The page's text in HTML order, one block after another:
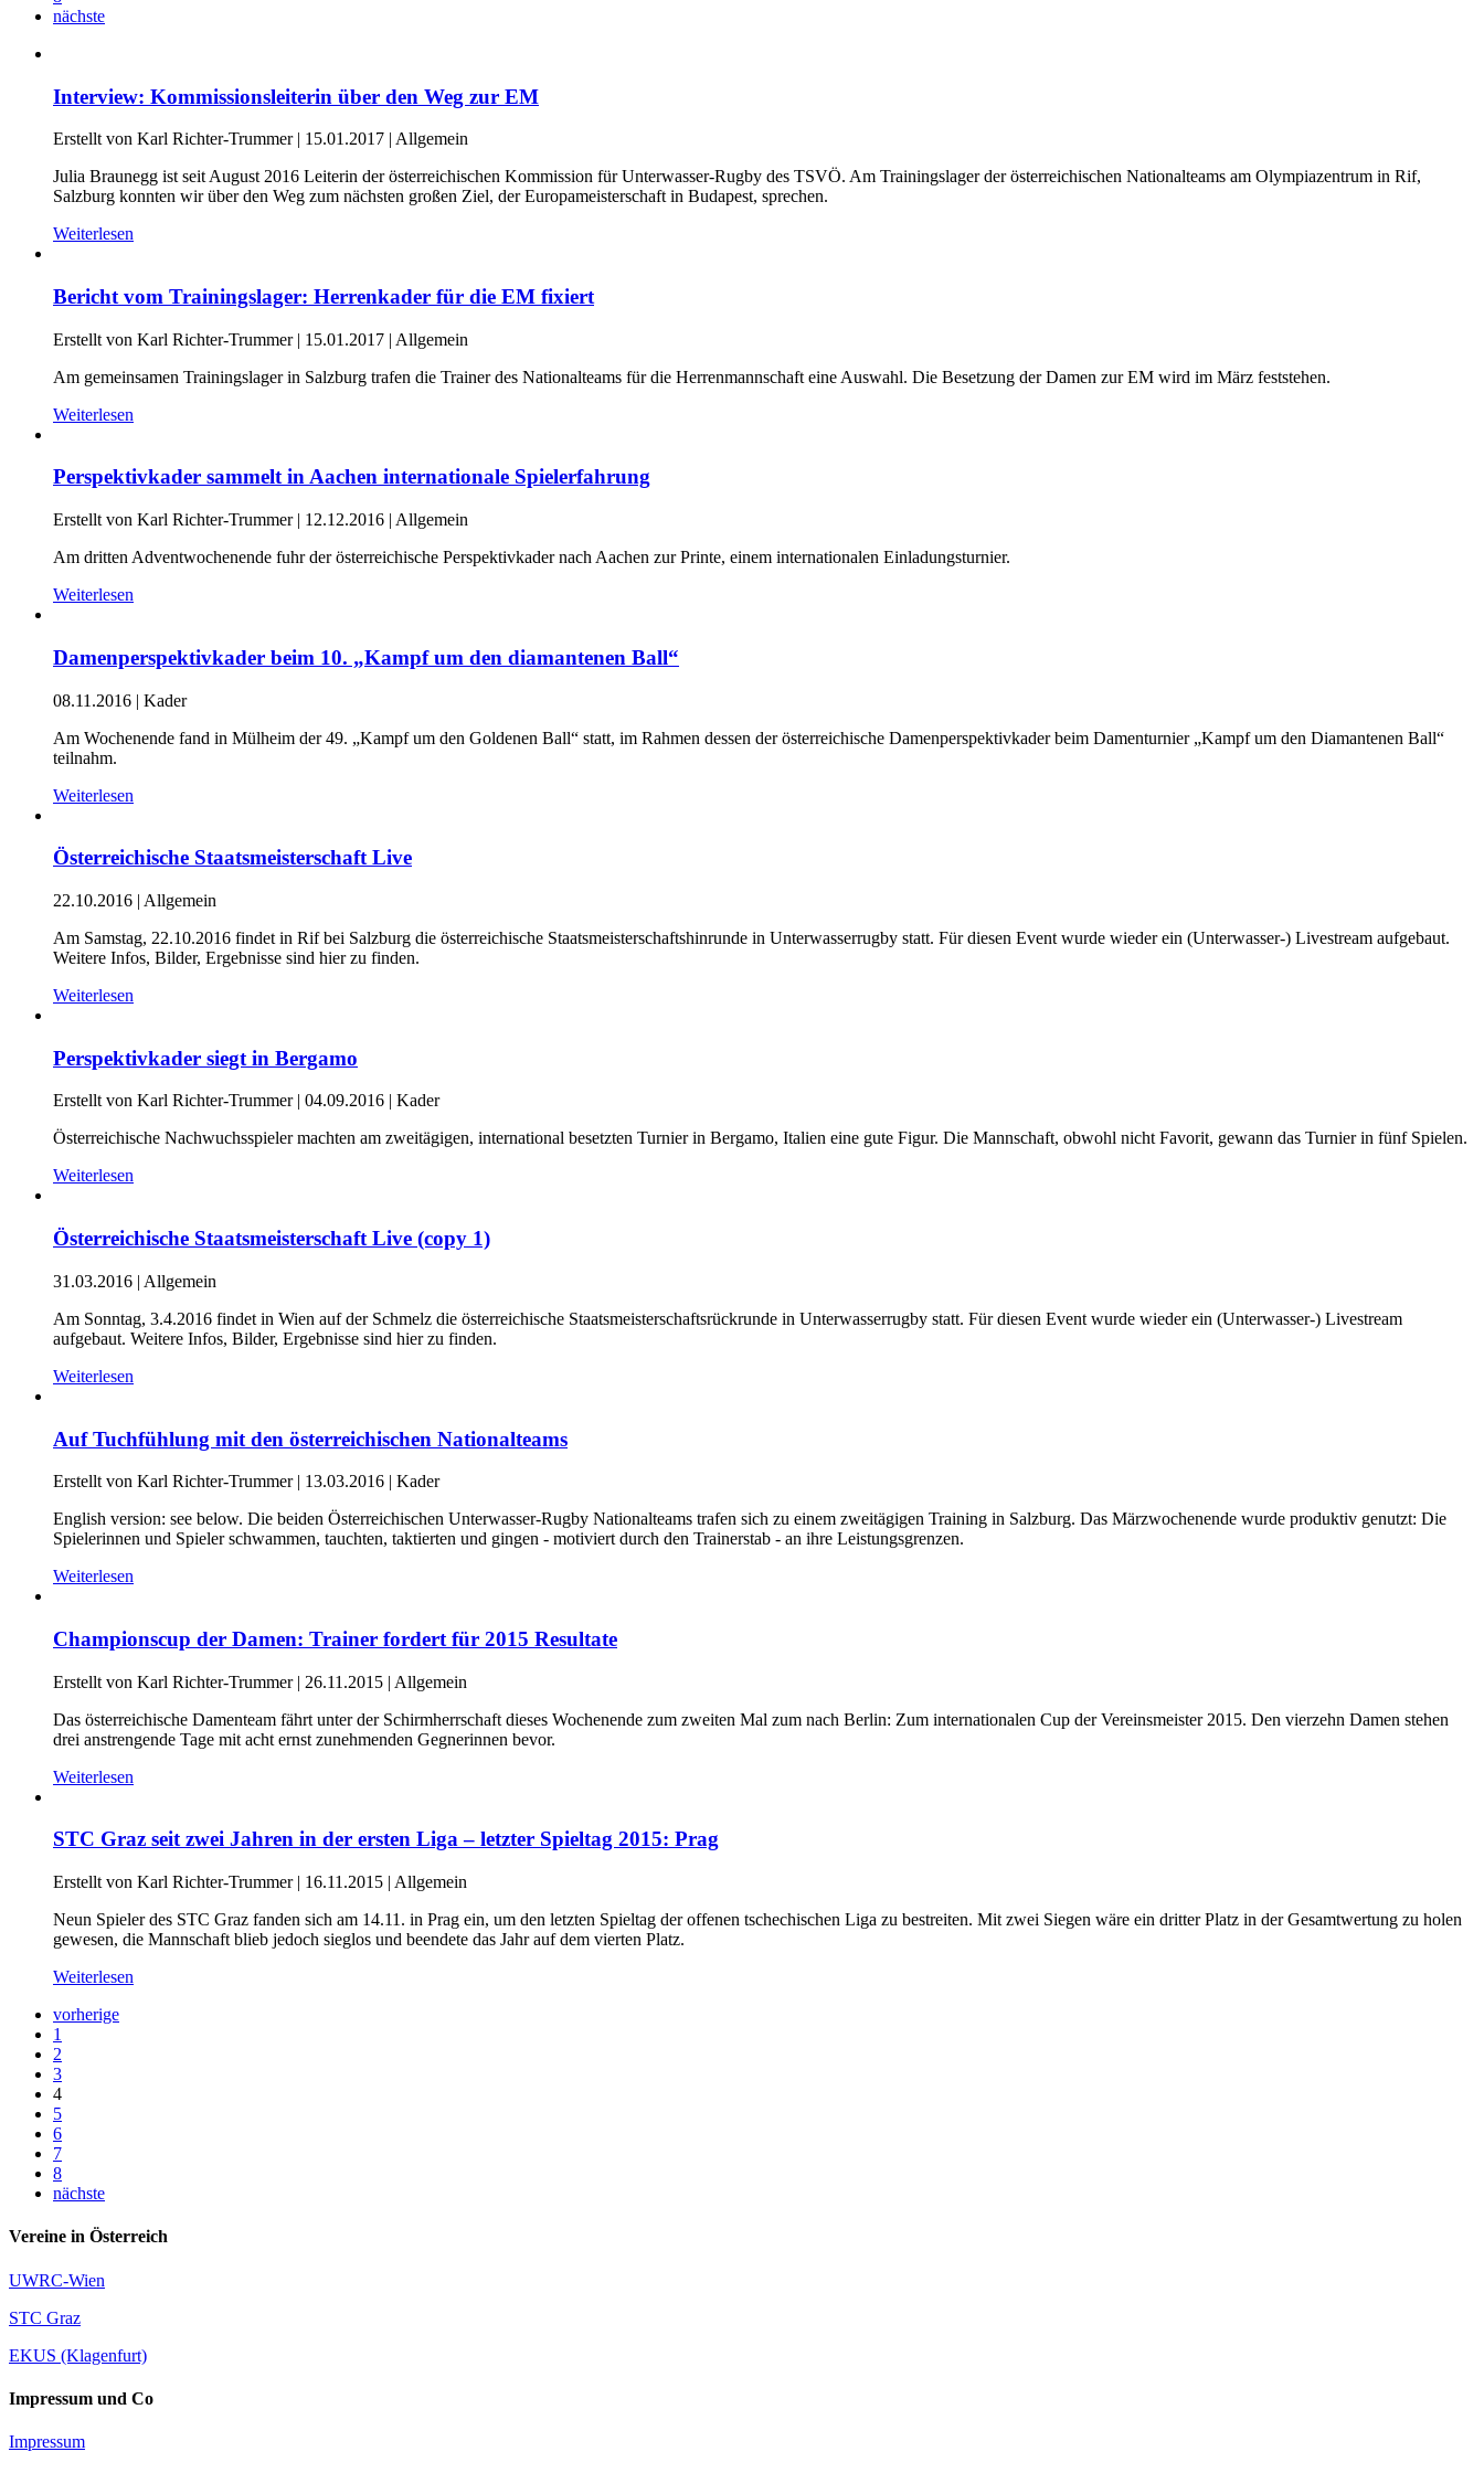
nächste
Interview: Kommissionsleiterin über den Weg zur EM
Erstellt von Karl Richter-Trummer | 15.01.2017 | Allgemein
Julia Braunegg ist seit August 2016 Leiterin der österreichischen Kommission für Unterwasser-Rugby des TSVÖ. Am Trainingslager der österreichischen Nationalteams am Olympiazentrum in Rif,
Salzburg konnten wir über den Weg zum nächsten großen Ziel, der Europameisterschaft in Budapest, sprechen.
Weiterlesen
Bericht vom Trainingslager: Herrenkader für die EM fixiert
Erstellt von Karl Richter-Trummer | 15.01.2017 | Allgemein
Am gemeinsamen Trainingslager in Salzburg trafen die Trainer des Nationalteams für die Herrenmannschaft eine Auswahl. Die Besetzung der Damen zur EM wird im März feststehen.
Weiterlesen
Perspektivkader sammelt in Aachen internationale Spielerfahrung
Erstellt von Karl Richter-Trummer | 12.12.2016 | Allgemein
Am dritten Adventwochenende fuhr der österreichische Perspektivkader nach Aachen zur Printe, einem internationalen Einladungsturnier.
Weiterlesen
Damenperspektivkader beim 10. „Kampf um den diamantenen Ball“
08.11.2016 | Kader
Am Wochenende fand in Mülheim der 49. „Kampf um den Goldenen Ball“ statt, im Rahmen dessen der österreichische Damenperspektivkader beim Damenturnier „Kampf um den Diamantenen Ball“
teilnahm.
Weiterlesen
Österreichische Staatsmeisterschaft Live
22.10.2016 | Allgemein
Am Samstag, 22.10.2016 findet in Rif bei Salzburg die österreichische Staatsmeisterschaftshinrunde in Unterwasserrugby statt. Für diesen Event wurde wieder ein (Unterwasser-) Livestream aufgebaut.
Weitere Infos, Bilder, Ergebnisse sind hier zu finden.
Weiterlesen
Perspektivkader siegt in Bergamo
Erstellt von Karl Richter-Trummer | 04.09.2016 | Kader
Österreichische Nachwuchsspieler machten am zweitägigen, international besetzten Turnier in Bergamo, Italien eine gute Figur. Die Mannschaft, obwohl nicht Favorit, gewann das Turnier in fünf Spielen.
Weiterlesen
Österreichische Staatsmeisterschaft Live (copy 1)
31.03.2016 | Allgemein
Am Sonntag, 3.4.2016 findet in Wien auf der Schmelz die österreichische Staatsmeisterschaftsrückrunde in Unterwasserrugby statt. Für diesen Event wurde wieder ein (Unterwasser-) Livestream
aufgebaut. Weitere Infos, Bilder, Ergebnisse sind hier zu finden.
Weiterlesen
Auf Tuchfühlung mit den österreichischen Nationalteams
Erstellt von Karl Richter-Trummer | 13.03.2016 | Kader
English version: see below. Die beiden Österreichischen Unterwasser-Rugby Nationalteams trafen sich zu einem zweitägigen Training in Salzburg. Das Märzwochenende wurde produktiv genutzt: Die
Spielerinnen und Spieler schwammen, tauchten, taktierten und gingen - motiviert durch den Trainerstab - an ihre Leistungsgrenzen.
Weiterlesen
Championscup der Damen: Trainer fordert für 2015 Resultate
Erstellt von Karl Richter-Trummer | 26.11.2015 | Allgemein
Das österreichische Damenteam fährt unter der Schirmherrschaft dieses Wochenende zum zweiten Mal zum nach Berlin: Zum internationalen Cup der Vereinsmeister 2015. Den vierzehn Damen stehen
drei anstrengende Tage mit acht ernst zunehmenden Gegnerinnen bevor.
Weiterlesen
STC Graz seit zwei Jahren in der ersten Liga – letzter Spieltag 2015: Prag
Erstellt von Karl Richter-Trummer | 16.11.2015 | Allgemein
Neun Spieler des STC Graz fanden sich am 14.11. in Prag ein, um den letzten Spieltag der offenen tschechischen Liga zu bestreiten. Mit zwei Siegen wäre ein dritter Platz in der Gesamtwertung zu holen
gewesen, die Mannschaft blieb jedoch sieglos und beendete das Jahr auf dem vierten Platz.
Weiterlesen
vorherige
1
2
3
4
5
6
7
8
nächste
Vereine in Österreich
UWRC-Wien
STC Graz
EKUS (Klagenfurt)
Impressum und Co
Impressum